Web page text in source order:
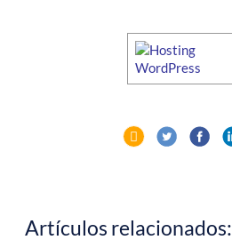
Artículos relacionados: